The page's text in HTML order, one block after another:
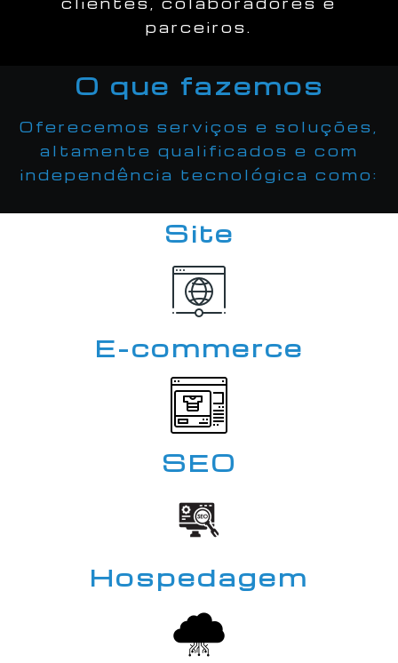
parceiros.
O que fazemos
Oferecemos serviços e soluções,
altamente qualificados e com
independência tecnológica como:
Site
E-commerce
SEO
Hospedagem